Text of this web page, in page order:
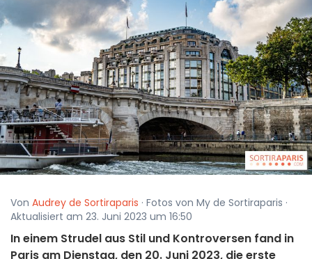
Von Audrey de Sortiraparis · Fotos von My de Sortiraparis ·
Aktualisiert am 23. Juni 2023 um 16:50
In einem Strudel aus Stil und Kontroversen fand in
Paris am Dienstag, den 20. Juni 2023, die erste